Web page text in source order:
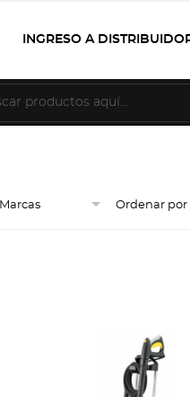
INGRESO A
Marcas Ordenar por